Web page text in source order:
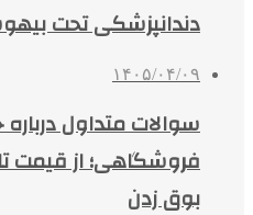
دندانپزشکی تحت
۱۴۰۵/۰۴/۰۹
سوالات متداول
فروشگاهی؛ از قیمت
بوق زدن